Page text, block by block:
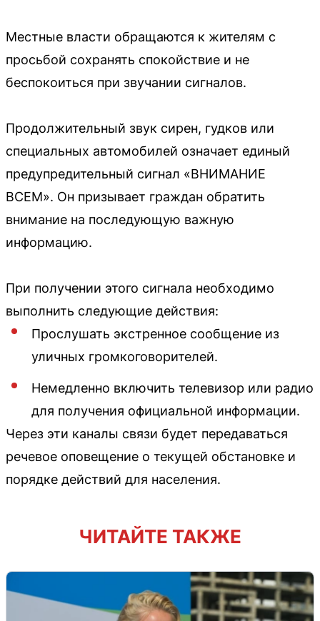
Местные власти обращаются к жителям с
просьбой сохранять спокойствие и не
беспокоиться при звучании сигналов.
Продолжительный звук сирен, гудков или
специальных автомобилей означает единый
предупредительный сигнал «ВНИМАНИЕ
ВСЕМ». Он призывает граждан обратить
внимание на последующую важную
информацию.
При получении этого сигнала необходимо
выполнить следующие действия:
Прослушать экстренное сообщение из
уличных громкоговорителей.
Немедленно включить телевизор или радио
для получения официальной информации.
Через эти каналы связи будет передаваться
речевое оповещение о текущей обстановке и
порядке действий для населения.
ЧИТАЙТЕ ТАКЖЕ